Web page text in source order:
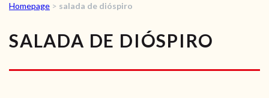
RECEITAS
VÍDEOS
RECEITAS VEGGIE
Homepage > salada de dióspiro
SALADA DE DIÓSPIRO